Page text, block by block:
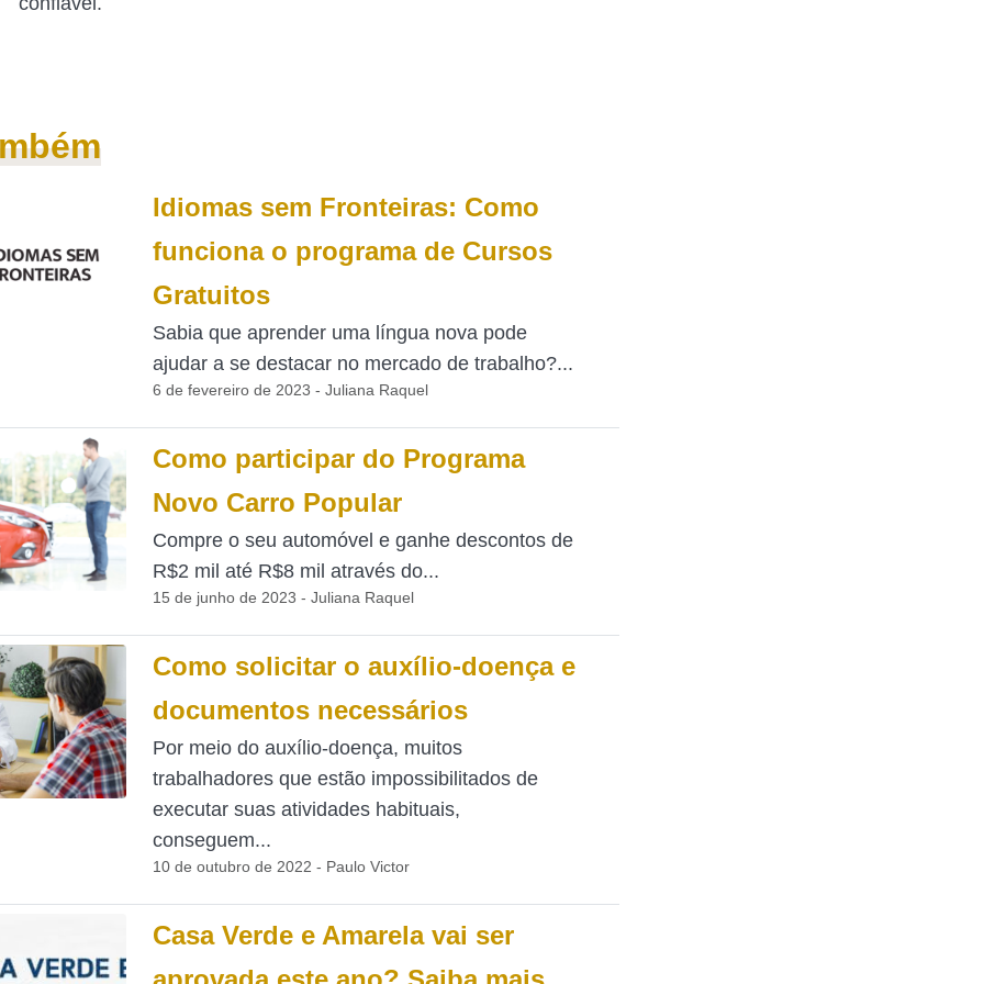
Idiomas sem Fronteiras: Como
funciona o programa de Cursos
Gratuitos
Sabia que aprender uma língua nova pode
ajudar a se destacar no mercado de trabalho?...
6 de fevereiro de 2023 - Juliana Raquel
Como participar do Programa
Novo Carro Popular
Compre o seu automóvel e ganhe descontos de
R$2 mil até R$8 mil através do...
15 de junho de 2023 - Juliana Raquel
Como solicitar o auxílio-doença e
documentos necessários
Por meio do auxílio-doença, muitos
trabalhadores que estão impossibilitados de
executar suas atividades habituais,
conseguem...
10 de outubro de 2022 - Paulo Victor
Casa Verde e Amarela vai ser